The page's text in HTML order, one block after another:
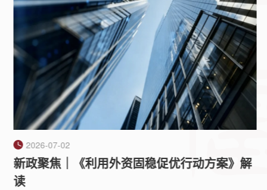
2026-07-02
新政聚焦｜《利用外资固稳促优行动方案》解
读